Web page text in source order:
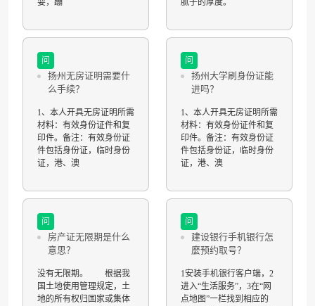
耍，蹦
腻子的厚度。
问
扬州无房证明需要什
么手续？
1、本人开具无房证明所需
材料：有效身份证件和复
印件。备注：有效身份证
件包括身份证，临时身份
证，港、澳
问
扬州大学刷身份证能
进吗？
1、本人开具无房证明所需
材料：有效身份证件和复
印件。备注：有效身份证
件包括身份证，临时身份
证，港、澳
问
房产证无限期是什么
意思？
没有无限期。 根据我
国土地使用管理规定，土
地的所有权归国家或集体
问
建设银行手机银行怎
麼预约取号？
1安装手机银行客户端，2
进入“生活服务”，3在“网
点地图”一栏找到相应的